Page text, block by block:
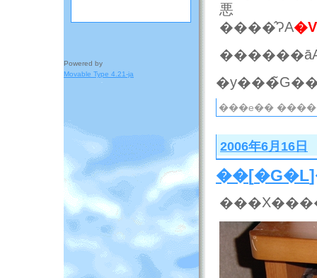
Powered by
Movable Type 4.21-ja
悪
����̂ɁA
���e��
2006年6月16日
��[�G�L